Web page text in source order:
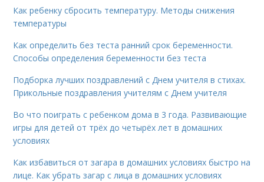
Как ребенку сбросить температуру. Методы снижения
температуры
Как определить без теста ранний срок беременности.
Способы определения беременности без теста
Подборка лучших поздравлений с Днем учителя в стихах.
Прикольные поздравления учителям с Днем учителя
Во что поиграть с ребенком дома в 3 года. Развивающие
игры для детей от трёх до четырёх лет в домашних
условиях
Как избавиться от загара в домашних условиях быстро на
лице. Как убрать загар с лица в домашних условиях